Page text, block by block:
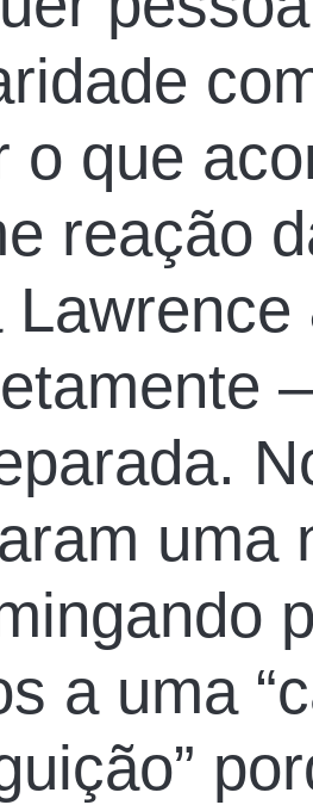
o que
reação
uma
a uma